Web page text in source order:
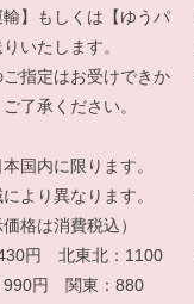
】もしくは【ゆうパ
いたします。
指定はお受けできか
了承ください。
国内に限ります。
より異なります。
格は消費税込）
円 北東北：1100
円 関東：880